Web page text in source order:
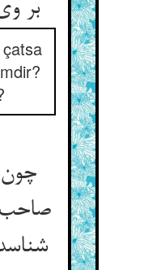
بر
çatsa